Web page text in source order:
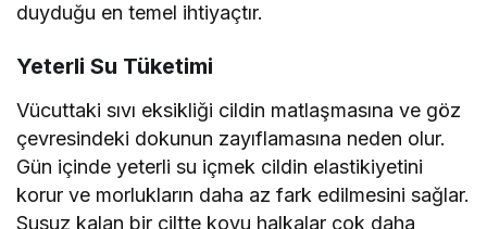
duyduğu en temel ihtiyaçtır.
Yeterli Su Tüketimi
Vücuttaki sıvı eksikliği cildin matlaşmasına ve göz
çevresindeki dokunun zayıflamasına neden olur.
Gün içinde yeterli su içmek cildin elastikiyetini
korur ve morlukların daha az fark edilmesini sağlar.
Susuz kalan bir ciltte koyu halkalar çok daha